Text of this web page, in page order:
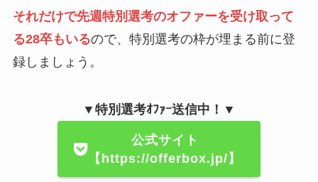
それだけで先週特別選考のオファーを受け取って
る28卒もいるので、特別選考の枠が埋まる前に登
録しましょう。
▼特別選考ｵﾌｧｰ送信中！▼
公式サイト
【https://offerbox.jp/】